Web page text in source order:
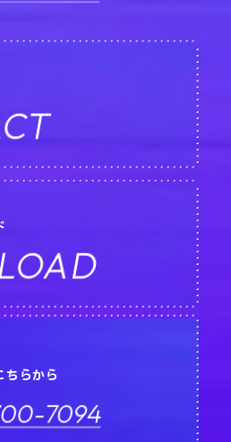
ちらから
7094